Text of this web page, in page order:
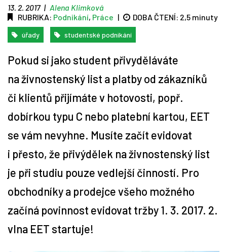
Rady
Reality show
Seriály
Tipy
Soutěže
13. 2. 2017 | Alena Klimková
RUBRIKA: Podnikání, Práce | DOBA ČTENÍ: 2,5 minuty
úřady studentské podnikání
Pokud si jako student přivyděláváte
na živnostenský list a platby od zákazníků
či klientů přijímáte v hotovosti, popř.
dobírkou typu C nebo platební kartou, EET
se vám nevyhne. Musíte začít evidovat
i přesto, že přivýdělek na živnostenský list
je při studiu pouze vedlejší činností. Pro
obchodníky a prodejce všeho možného
začíná povinnost evidovat tržby 1. 3. 2017. 2.
vlna EET startuje!